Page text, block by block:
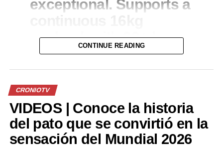
exceptional. Supports a
payload, with 30+ km
unloaded driving range
pic.twitter.com/AwjdwnzUFs
— Unitree
(@UnitreeRobotics)
July 24, 2026
CONTINUE READING
CRONIOTV
VIDEOS | Conoce la historia
del pato que se convirtió en la
sensación del Mundial 2026